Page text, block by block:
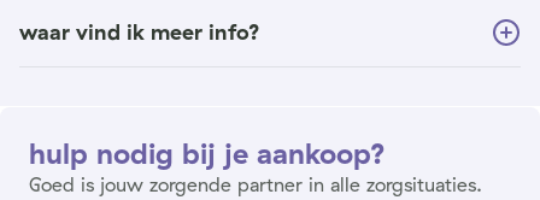
waar vind ik meer info?
hulp nodig bij je aankoop?
Goed is jouw zorgende partner in alle zorgsituaties.